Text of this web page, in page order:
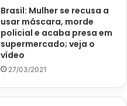
Brasil: Mulher se recusa a
usar máscara, morde
policial e acaba presa em
supermercado; veja o
vídeo
27/03/2021